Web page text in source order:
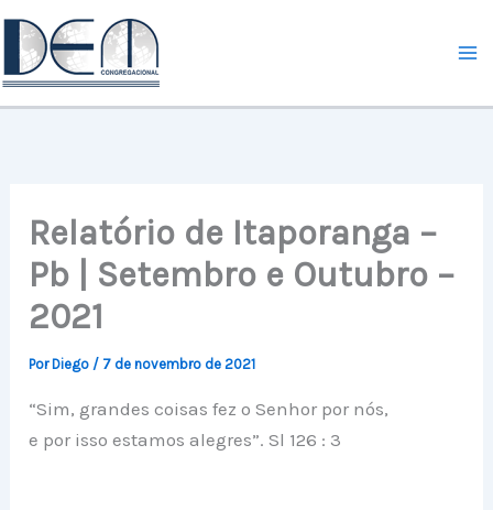
Ir
para
o
conteúdo
Relatório de Itaporanga –
Pb | Setembro e Outubro –
2021
PorDiego / 7 de novembro de 2021
“Sim, grandes coisas fez o Senhor por nós,
e por isso estamos alegres”. Sl 126 : 3